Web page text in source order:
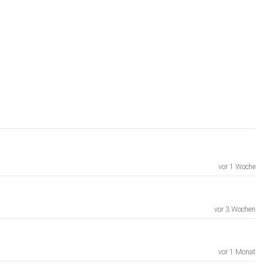
vor 1 Woche
vor 3 Wochen
vor 1 Monat